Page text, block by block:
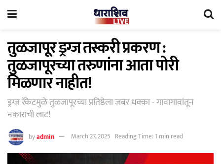
तुळजापूर ड्रग्ज तस्करी प्रकरण :
तुळजापूरच्या तरुणांना आता पोरी
मिळणार नाहीत!
ड्रग्ज रॅकेटमुळे तुळजापूरच्या प्रतिष्ठेला जबर धक्का - गावागावांतून
नकाराची लाट!
byadmin March 27, 2025 Reading Time: 1 min read